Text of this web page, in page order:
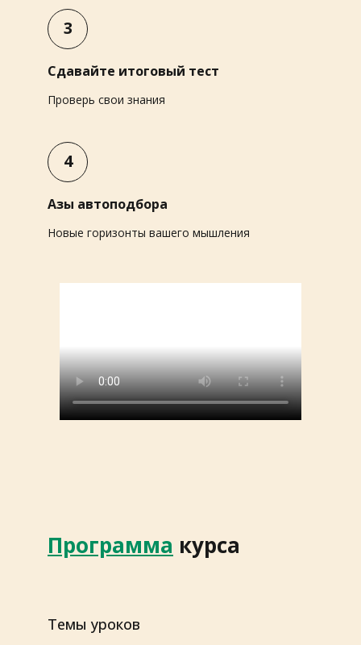
3
Сдавайте итоговый тест
Проверь свои знания
4
Азы автоподбора
Новые горизонты вашего мышления
Программа курса
Темы уроков